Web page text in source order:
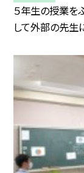
５年生の授業を
して外部の先生